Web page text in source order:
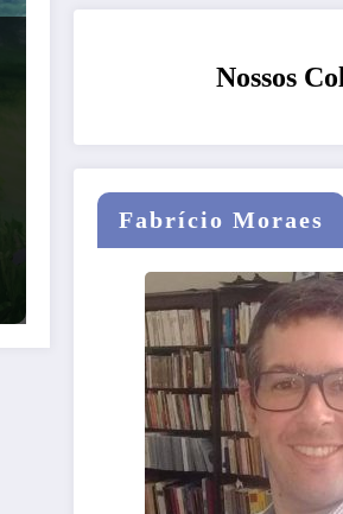
Nossos
Fabrício Moraes